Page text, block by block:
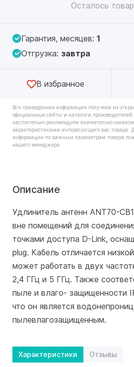
Осталось
Гарантия, месяцев: 1
Отгрузка: завтра
В избранное
Вся приведённая информация получена из
официальные сайты и каталоги
настоятельно рекомендуем внимательно
характеристиками интересующего вас товара.
информации по важным параметрам товара
нашего менеджера.
Описание
Удлинитель антенн ANT70-
вне помещений для
точками доступа D-Link,
plug. Кабель отличается
может работать в двух
2,4 ГГц и 5 ГГц. Также
пыле и влаго- защищенности
что он является
пылевлагозащищенным.
Характеристики Отзывы